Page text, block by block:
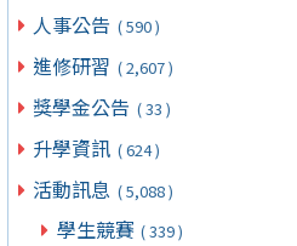
人事公告 ( 590 )
進修研習 ( 2,607 )
獎學金公告 ( 33 )
升學資訊 ( 624 )
活動訊息 ( 5,088 )
學生競賽 ( 339 )